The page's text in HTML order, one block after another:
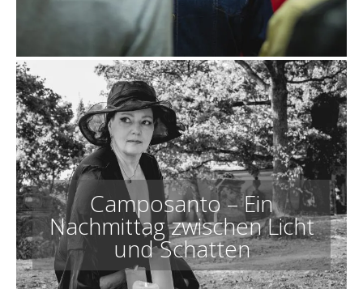
Camposanto – Ein
Nachmittag zwischen Licht
und Schatten